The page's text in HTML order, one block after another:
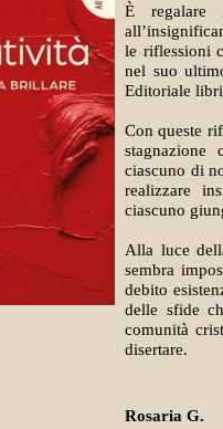
È regalare
le riflessioni
nel suo
Editoriale
Con queste
stagnazione
ciascuno di
realizzare
ciascuno
Alla luce
sembra
debito
delle sfide
comunità
disertare.
Rosaria G.